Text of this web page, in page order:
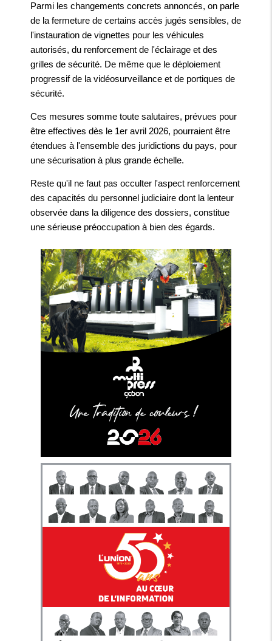
Parmi les changements concrets annoncés, on parle
de la fermeture de certains accès jugés sensibles, de
l'instauration de vignettes pour les véhicules
autorisés, du renforcement de l'éclairage et des
grilles de sécurité. De même que le déploiement
progressif de la vidéosurveillance et de portiques de
sécurité.
Ces mesures somme toute salutaires, prévues pour
être effectives dès le 1er avril 2026, pourraient être
étendues à l'ensemble des juridictions du pays, pour
une sécurisation à plus grande échelle.
Reste qu'il ne faut pas occulter l'aspect renforcement
des capacités du personnel judiciaire dont la lenteur
observée dans la diligence des dossiers, constitue
une sérieuse préoccupation à bien des égards.